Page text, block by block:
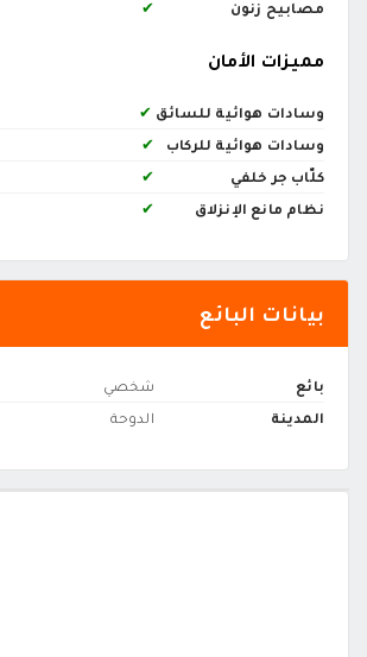
مصابيح زنون
✔
مميزات الأمان
وسادات هوائية للسائق ✔
وسادات هوائية للركاب
✔
كلّاب جر خلفي
✔
نظام مانع الإنزلاق
✔
بيانات البائع
بائع
شخصي
المدينة
الدوحة